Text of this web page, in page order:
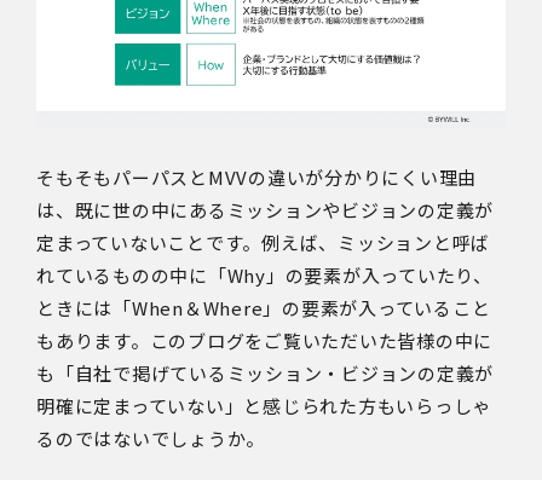
そもそもパーパスとMVVの違いが分かりにくい理由
は、既に世の中にあるミッションやビジョンの定義が
定まっていないことです。例えば、ミッションと呼ば
れているものの中に「Why」の要素が入っていたり、
ときには「When＆Where」の要素が入っていること
もあります。このブログをご覧いただいた皆様の中に
も「自社で掲げているミッション・ビジョンの定義が
明確に定まっていない」と感じられた方もいらっしゃ
るのではないでしょうか。